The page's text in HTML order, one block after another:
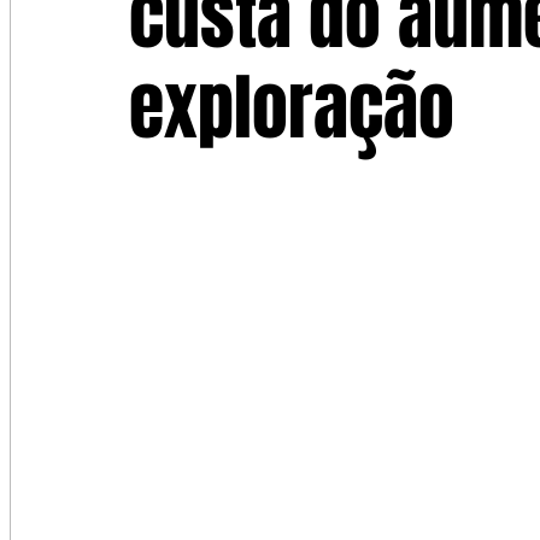
exploração